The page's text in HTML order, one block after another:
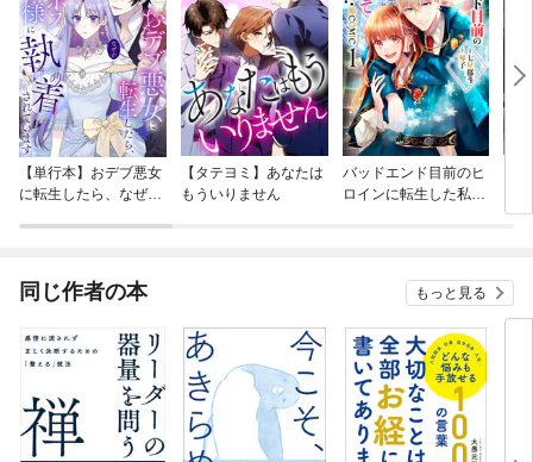
【単行本】おデブ悪女
に転生したら、なぜか
【タテヨミ】あなたは
もういりません
バッドエンド目前のヒ
ロインに転生した私、
同じ作者の本 もっと見る